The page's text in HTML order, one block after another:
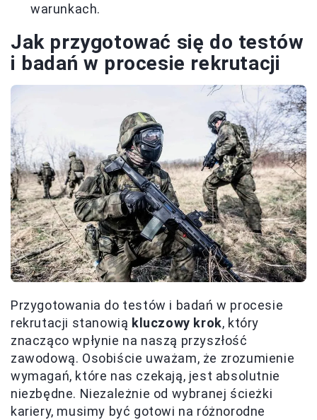
warunkach.
Jak przygotować się do testów
i badań w procesie rekrutacji
Przygotowania do testów i badań w procesie
rekrutacji stanowią kluczowy krok, który
znacząco wpłynie na naszą przyszłość
zawodową. Osobiście uważam, że zrozumienie
wymagań, które nas czekają, jest absolutnie
niezbędne. Niezależnie od wybranej ścieżki
kariery, musimy być gotowi na różnorodne